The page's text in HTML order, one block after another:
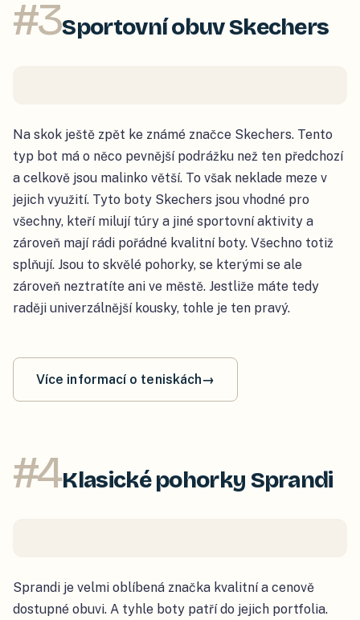
#3Sportovní obuv Skechers
Na skok ještě zpět ke známé značce Skechers. Tento
typ bot má o něco pevnější podrážku než ten předchozí
a celkově jsou malinko větší. To však neklade meze v
jejich využití. Tyto boty Skechers jsou vhodné pro
všechny, kteří milují túry a jiné sportovní aktivity a
zároveň mají rádi pořádné kvalitní boty. Všechno totiž
splňují. Jsou to skvělé pohorky, se kterými se ale
zároveň neztratíte ani ve městě. Jestliže máte tedy
raději univerzálnější kousky, tohle je ten pravý.
Více informací o teniskách→
#4Klasické pohorky Sprandi
Sprandi je velmi oblíbená značka kvalitní a cenově
dostupné obuvi. A tyhle boty patří do jejich portfolia.